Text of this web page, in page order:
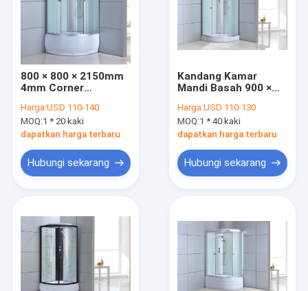
800 × 800 × 2150mm
4mm Corner
Enclosure
Harga:USD 110-140
MOQ:1 * 20 kaki
dapatkan harga terbaru
Hubungi sekarang
Kandang Kamar
Mandi Basah 900 ×
6mm
Harga:USD 110-130
MOQ:1 * 40 kaki
dapatkan harga terbaru
Hubungi sekarang